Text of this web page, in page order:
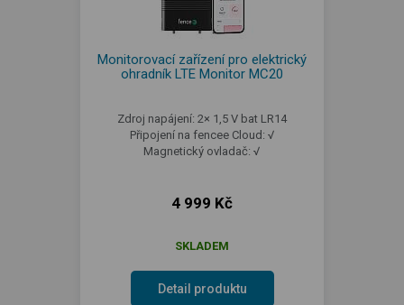
Monitorovací zařízení pro elektrický
ohradník LTE Monitor MC20
Zdroj napájení: 2× 1,5 V bat LR14
Připojení na fencee Cloud: √
Magnetický ovladač: √
4 999 Kč
SKLADEM
Detail produktu